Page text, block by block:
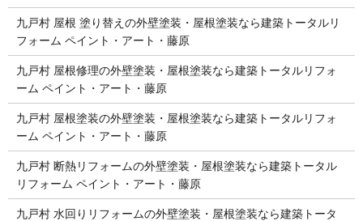
九戸村 屋根 塗り替えの外壁塗装・屋根塗装なら建築トータルリ
フォーム ペイント・アート・藤原
九戸村 屋根修理の外壁塗装・屋根塗装なら建築トータルリフォ
ーム ペイント・アート・藤原
九戸村 屋根塗装の外壁塗装・屋根塗装なら建築トータルリフォ
ーム ペイント・アート・藤原
九戸村 断熱リフォームの外壁塗装・屋根塗装なら建築トータル
リフォーム ペイント・アート・藤原
九戸村 水回りリフォームの外壁塗装・屋根塗装なら建築トータ